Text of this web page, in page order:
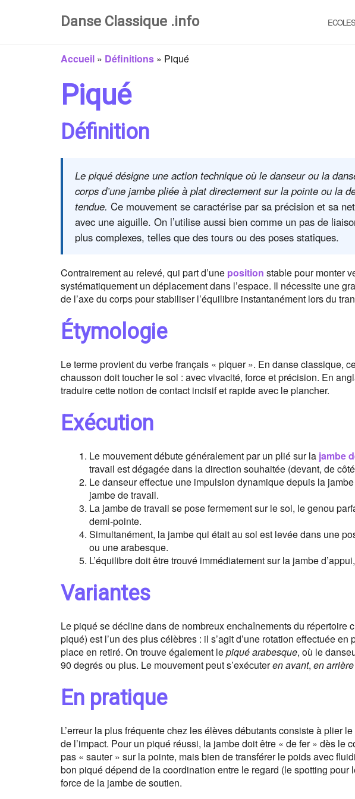
Danse Classique .info ECOLES
Accueil » Définitions » Piqué
Piqué
Définition
Le piqué désigne une action technique où le danseur ou la
corps d’une jambe pliée à plat directement sur la pointe ou la
tendue. Ce mouvement se caractérise par sa précision et sa
avec une aiguille. On l’utilise aussi bien comme un pas de
plus complexes, telles que des tours ou des poses statiques.
Contrairement au relevé, qui part d’une position stable pour monter
systématiquement un déplacement dans l’espace. Il nécessite une
de l’axe du corps pour stabiliser l’équilibre instantanément lors du
Étymologie
Le terme provient du verbe français « piquer ». En danse classique,
chausson doit toucher le sol : avec vivacité, force et précision. En
traduire cette notion de contact incisif et rapide avec le plancher.
Exécution
Le mouvement débute généralement par un plié sur la jambe
travail est dégagée dans la direction souhaitée (devant, de
Le danseur effectue une impulsion dynamique depuis la
jambe de travail.
La jambe de travail se pose fermement sur le sol, le genou
demi-pointe.
Simultanément, la jambe qui était au sol est levée dans une
ou une arabesque.
L’équilibre doit être trouvé immédiatement sur la jambe
Variantes
Le piqué se décline dans de nombreux enchaînements du répertoire
piqué) est l’un des plus célèbres : il s’agit d’une rotation effectuée
place en retiré. On trouve également lepiqué arabesque, où le
90 degrés ou plus. Le mouvement peut s’exécuteren avant, en arrière
En pratique
L’erreur la plus fréquente chez les élèves débutants consiste à plier
de l’impact. Pour un piqué réussi, la jambe doit être « de fer » dès le
pas « sauter » sur la pointe, mais bien de transférer le poids avec
bon piqué dépend de la coordination entre le regard (le spotting pour
force de la jambe de soutien.